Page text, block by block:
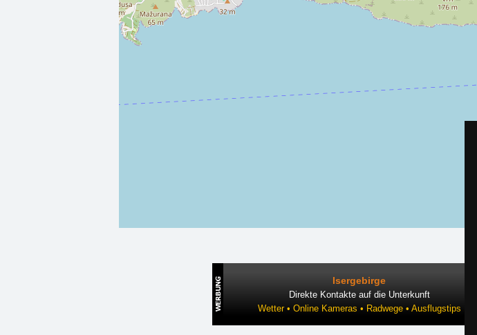
Isergebirge
Direkte Kontakte auf die Unterkunft
Wetter • Online Kameras • Radwege • Ausflugstips